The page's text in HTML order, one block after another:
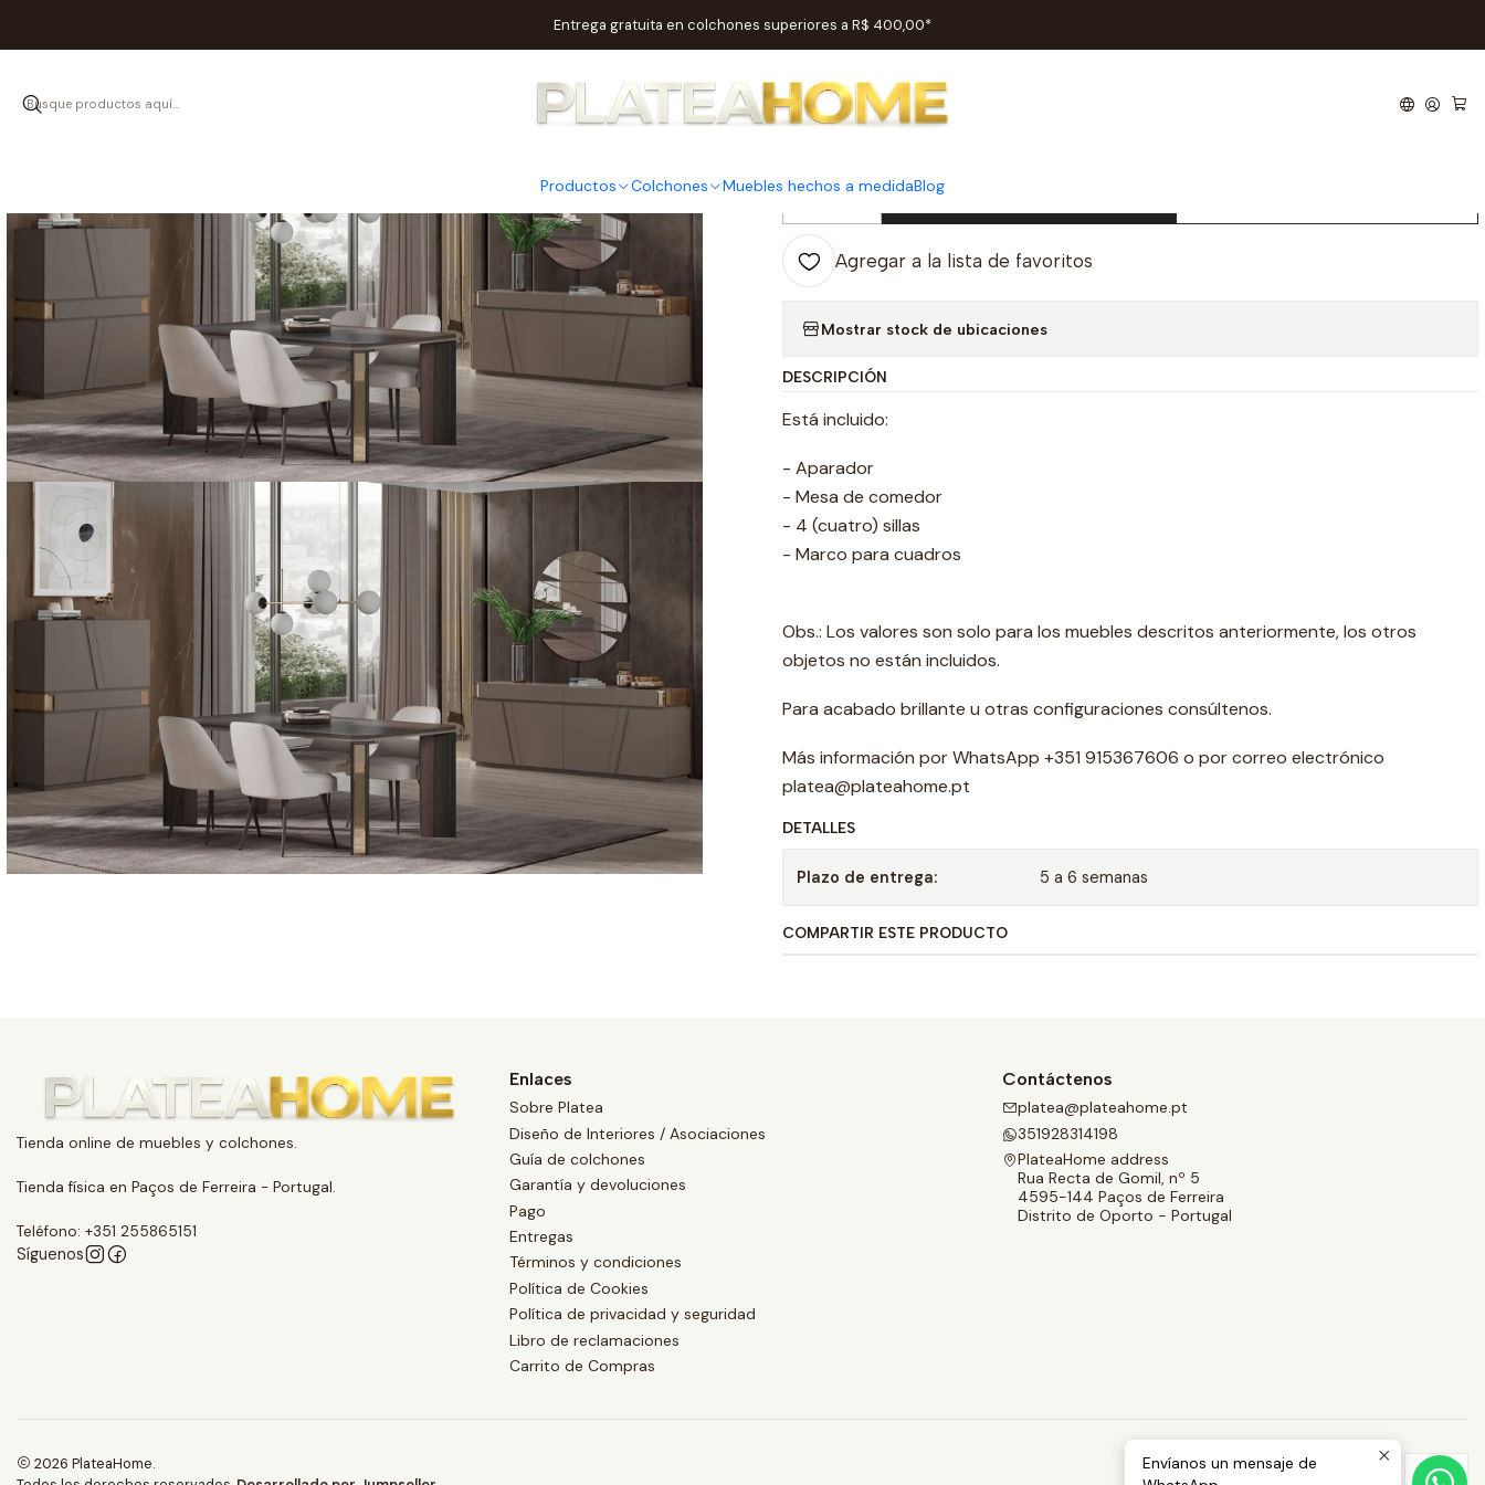
Productos Colchones Muebles hechos a medidaBlog
Entrega gratuita en colchones superiores a R$ 400,00*
Inicio Salas Salas de Comedor Comedor de San Valentin
|
Comedor de San Valentin
Cantidad
Agregar a la lista de favoritos
Mostrar stock de ubicaciones
DESCRIPCIÓN
Está incluido:
- Aparador
- Mesa de comedor
- 4 (cuatro) sillas
- Marco para cuadros
Obs.: Los valores son solo para los muebles descritos anteriormente, los otros
objetos no están incluidos.
Para acabado brillante u otras configuraciones consúltenos.
Más información por WhatsApp +351 915367606 o por correo electrónico
platea@plateahome.pt
DETALLES
Plazo de entrega: 5 a 6 semanas
COMPARTIR ESTE PRODUCTO
Tienda online de muebles y colchones.
Tienda física en Paços de Ferreira - Portugal.
Teléfono: +351 255865151
Síguenos
Enlaces
Sobre Platea
Diseño de Interiores / Asociaciones
Guía de colchones
Garantía y devoluciones
Pago
Entregas
Términos y condiciones
Política de Cookies
Política de privacidad y seguridad
Libro de reclamaciones
Carrito de Compras
Contáctenos
platea@plateahome.pt
351928314198
PlateaHome address
Rua Recta de Gomil, nº 5
4595-144 Paços de Ferreira
Distrito de Oporto - Portugal
2026 PlateaHome.
Envíanos un mensaje de